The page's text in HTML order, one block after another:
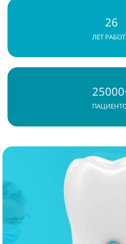
Правила
организациями платных
26
ЛЕТ